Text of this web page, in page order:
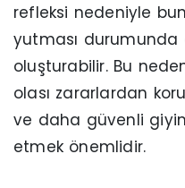
refleksi nedeniyle
yutması durumunda
oluşturabilir. Bu
olası zararlardan
ve daha güvenli
etmek önemlidir.